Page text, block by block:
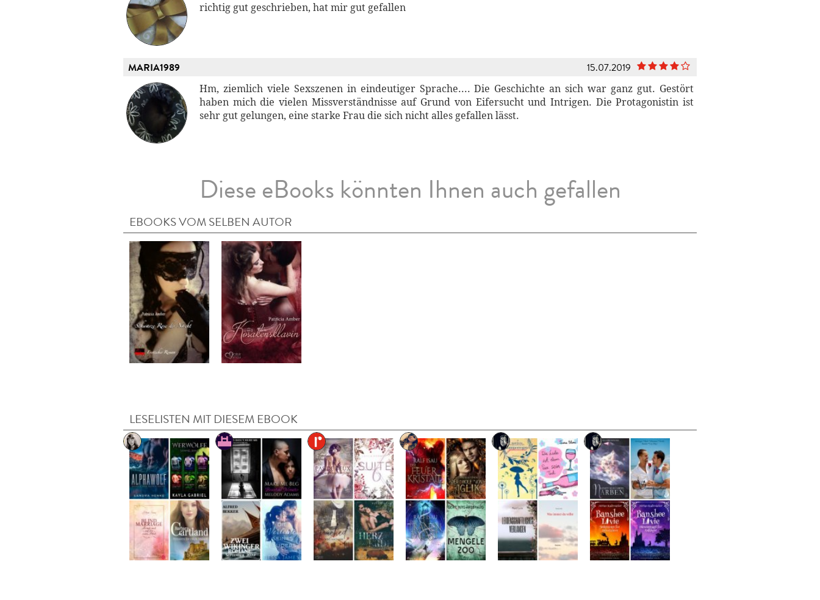
richtig gut geschrieben, hat mir gut gefallen
MARIA1989 15.07.2019
Hm, ziemlich viele Sexszenen in eindeutiger Sprache.... Die Geschichte an sich war ganz gut. Gestört
haben mich die vielen Missverständnisse auf Grund von Eifersucht und Intrigen. Die Protagonistin ist
sehr gut gelungen, eine starke Frau die sich nicht alles gefallen lässt.
Diese eBooks könnten Ihnen auch gefallen
EBOOKS VOM SELBEN AUTOR
LESELISTEN MIT DIESEM EBOOK